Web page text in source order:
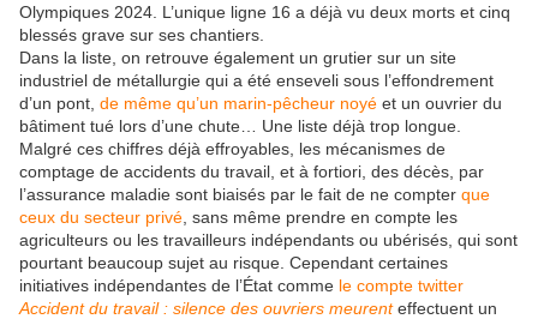
Olympiques 2024. L’unique ligne 16 a déjà vu deux morts et cinq
blessés grave sur ses chantiers.
Dans la liste, on retrouve également un grutier sur un site
industriel de métallurgie qui a été enseveli sous l’effondrement
d’un pont, de même qu’un marin-pêcheur noyé et un ouvrier du
bâtiment tué lors d’une chute… Une liste déjà trop longue.
Malgré ces chiffres déjà effroyables, les mécanismes de
comptage de accidents du travail, et à fortiori, des décès, par
l’assurance maladie sont biaisés par le fait de ne compter que
ceux du secteur privé , sans même prendre en compte les
agriculteurs ou les travailleurs indépendants ou ubérisés, qui sont
pourtant beaucoup sujet au risque. Cependant certaines
initiatives indépendantes de l’État comme le compte twitter
Accident du travail : silence des ouvriers meurenteffectuent un